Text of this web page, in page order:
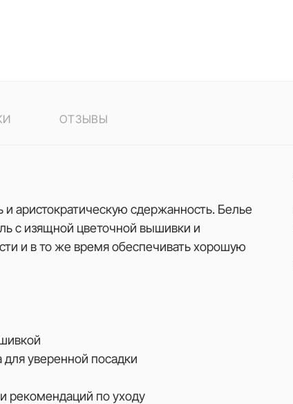
ОТЗЫВЫ
и аристократическую сдержанность. Белье
с изящной цветочной вышивки и
и в то же время обеспечивать хорошую
для уверенной посадки
рекомендаций по уходу